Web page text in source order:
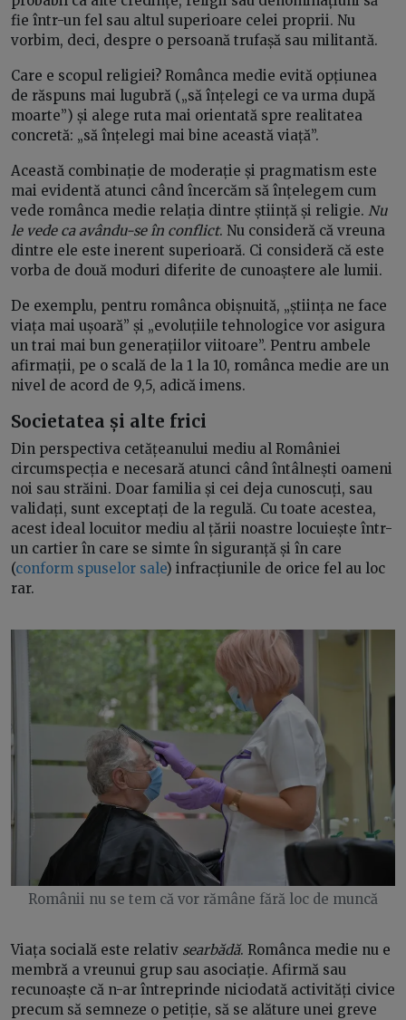
fie într-un fel sau altul superioare celei proprii. Nu
vorbim, deci, despre o persoană trufașă sau militantă.
Care e scopul religiei? Românca medie evită opțiunea
de răspuns mai lugubră („să înțelegi ce va urma după
moarte”) și alege ruta mai orientată spre realitatea
concretă: „să înțelegi mai bine această viață”.
Această combinație de moderație și pragmatism este
mai evidentă atunci când încercăm să înțelegem cum
vede românca medie relația dintre știință și religie. Nu
le vede ca avându-se în conflict. Nu consideră că vreuna
dintre ele este inerent superioară. Ci consideră că este
vorba de două moduri diferite de cunoaștere ale lumii.
De exemplu, pentru românca obișnuită, „știința ne face
viața mai ușoară” și „evoluțiile tehnologice vor asigura
un trai mai bun generațiilor viitoare”. Pentru ambele
afirmații, pe o scală de la 1 la 10, românca medie are un
nivel de acord de 9,5, adică imens.
Societatea și alte frici
Din perspectiva cetățeanului mediu al României
circumspecția e necesară atunci când întâlnești oameni
noi sau străini. Doar familia și cei deja cunoscuți, sau
validați, sunt exceptați de la regulă. Cu toate acestea,
acest ideal locuitor mediu al țării noastre locuiește într-
un cartier în care se simte în siguranță și în care
(conform spuselor sale) infracțiunile de orice fel au loc
rar.
Românii nu se tem că vor rămâne fără loc de muncă
Viața socială este relativ searbădă. Românca medie nu e
membră a vreunui grup sau asociație. Afirmă sau
recunoaște că n-ar întreprinde niciodată activități civice
precum să semneze o petiție, să se alăture unei greve